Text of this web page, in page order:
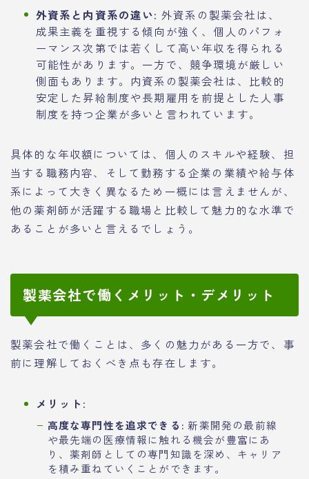
外資系と内資系の違い: 外資系の製薬会社は、
成果主義を重視する傾向が強く、個人のパフォ
ーマンス次第では若くして高い年収を得られる
可能性があります。一方で、競争環境が厳しい
側面もあります。内資系の製薬会社は、比較的
安定した昇給制度や長期雇用を前提とした人事
制度を持つ企業が多いと言われています。
具体的な年収額については、個人のスキルや経験、担
当する職務内容、そして勤務する企業の業績や給与体
系によって大きく異なるため一概には言えませんが、
他の薬剤師が活躍する職場と比較して魅力的な水準で
あることが多いと言えるでしょう。
製薬会社で働くメリット・デメリット
製薬会社で働くことは、多くの魅力がある一方で、事
前に理解しておくべき点も存在します。
メリット:
高度な専門性を追求できる: 新薬開発の最前線
や最先端の医療情報に触れる機会が豊富にあ
り、薬剤師としての専門知識を深め、キャリア
を積み重ねていくことができます。